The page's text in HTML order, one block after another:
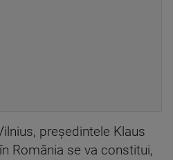
preşedintele Klaus
România se va constitui,